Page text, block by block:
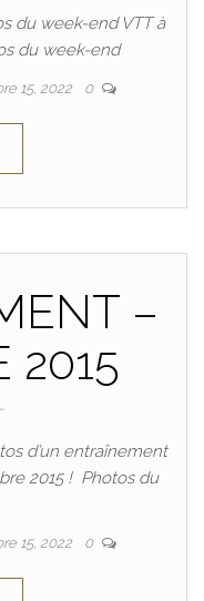
du week-end VTT à
du week-end
15, 2022 0
–
2015
d’un entraînement
2015 ! Photos du
15, 2022 0